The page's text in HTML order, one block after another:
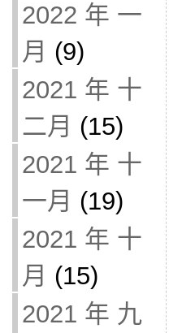
2022 年 一
月 (9)
2021 年 十
二月 (15)
2021 年 十
一月 (19)
2021 年 十
月 (15)
2021 年 九